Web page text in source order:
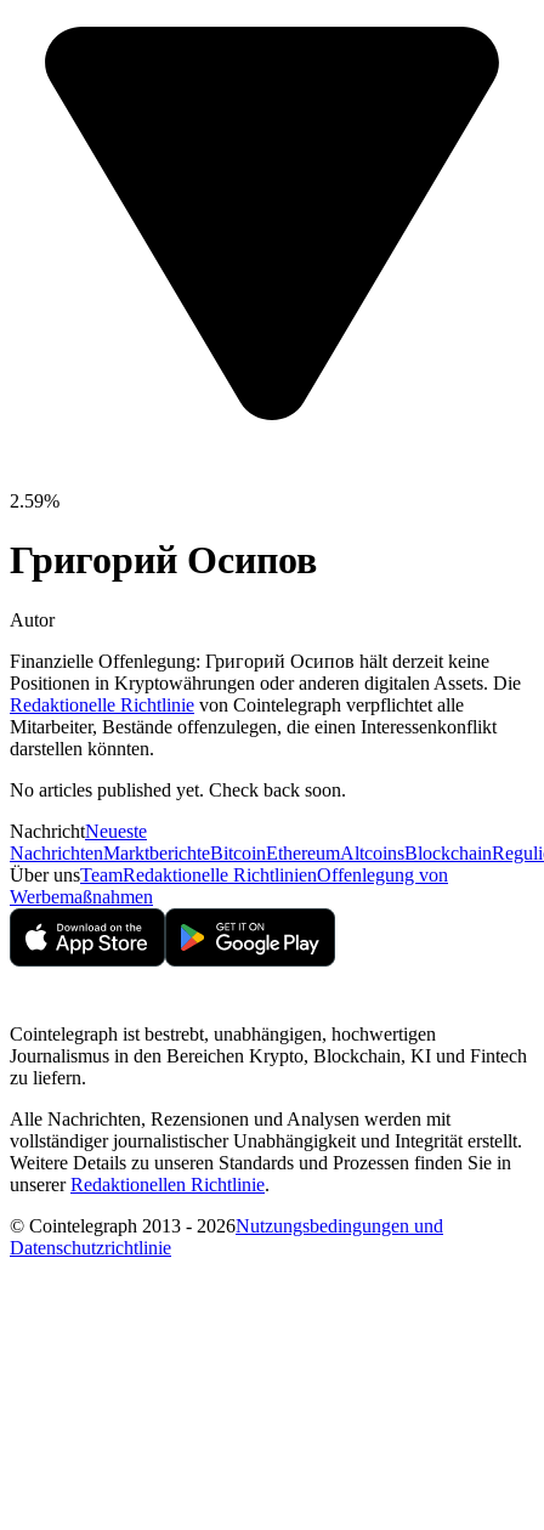
2.59%
Григорий Осипов
Autor
Finanzielle Offenlegung: Григорий Осипов hält derzeit keine
Positionen in Kryptowährungen oder anderen digitalen Assets. Die
Redaktionelle Richtlinie von Cointelegraph verpflichtet alle
Mitarbeiter, Bestände offenzulegen, die einen Interessenkonflikt
darstellen könnten.
No articles published yet. Check back soon.
NachrichtNeueste
NachrichtenMarktberichteBitcoinEthereumAltcoinsBlockchain
Über unsTeamRedaktionelle RichtlinienOffenlegung von
Werbemaßnahmen
Cointelegraph ist bestrebt, unabhängigen, hochwertigen
Journalismus in den Bereichen Krypto, Blockchain, KI und Fintech
zu liefern.
Alle Nachrichten, Rezensionen und Analysen werden mit
vollständiger journalistischer Unabhängigkeit und Integrität erstellt.
Weitere Details zu unseren Standards und Prozessen finden Sie in
unsererRedaktionellen Richtlinie.
© Cointelegraph 2013 - 2026Nutzungsbedingungen und
Datenschutzrichtlinie